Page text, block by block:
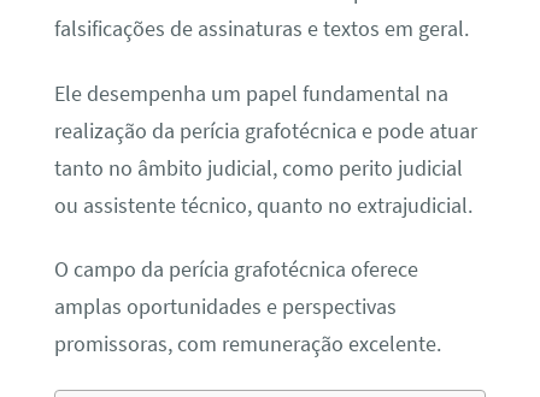
falsificações de assinaturas e textos em geral.
Ele desempenha um papel fundamental na
realização da perícia grafotécnica e pode atuar
tanto no âmbito judicial, como perito judicial
ou assistente técnico, quanto no extrajudicial.
O campo da perícia grafotécnica oferece
amplas oportunidades e perspectivas
promissoras, com remuneração excelente.